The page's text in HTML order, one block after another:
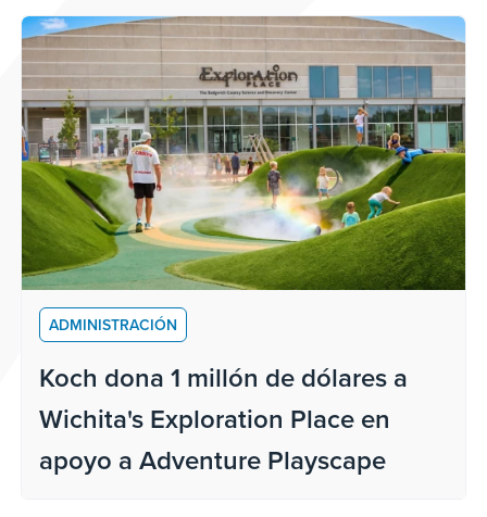
ADMINISTRACIÓN
Koch dona 1 millón de dólares a
Wichita's Exploration Place en
apoyo a Adventure Playscape